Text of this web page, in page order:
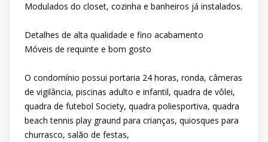
Modulados do closet, cozinha e banheiros já instalados.
Detalhes de alta qualidade e fino acabamento
Móveis de requinte e bom gosto
O condomínio possui portaria 24 horas, ronda, câmeras
de vigilância, piscinas adulto e infantil, quadra de vôlei,
quadra de futebol Society, quadra poliesportiva, quadra
beach tennis play graund para crianças, quiosques para
churrasco, salão de festas,